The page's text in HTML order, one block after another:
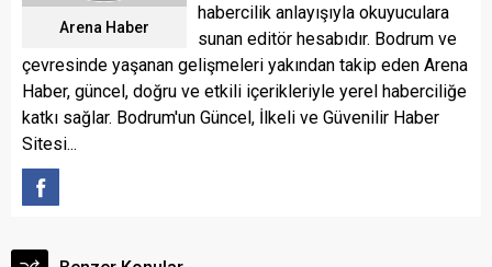
Arena Haber
habercilik anlayışıyla okuyuculara
sunan editör hesabıdır. Bodrum ve
çevresinde yaşanan gelişmeleri yakından takip eden Arena
Haber, güncel, doğru ve etkili içerikleriyle yerel haberciliğe
katkı sağlar. Bodrum'un Güncel, İlkeli ve Güvenilir Haber
Sitesi...